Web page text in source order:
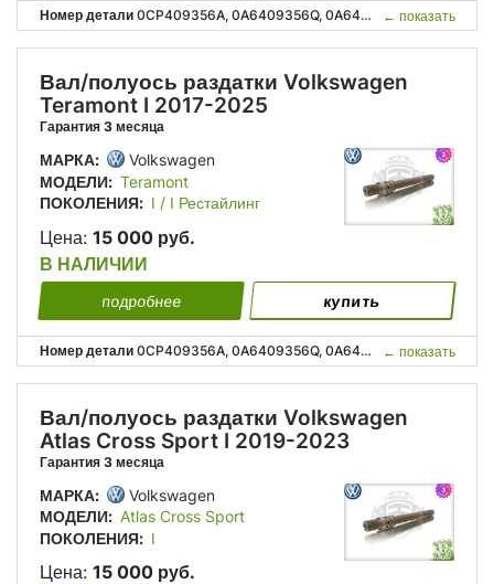
Номер детали 0CP409356A, 0A6409356Q, 0A6409351N, 0CP 409 356 A, 0A6 409 356 Q, 0A6 409 351 N; ← показать
Вал/полуось раздатки Volkswagen
Teramont I 2017-2025
Гарантия 3 месяца
МАРКА:
Volkswagen
МОДЕЛИ: Teramont
ПОКОЛЕНИЯ: I / I Рестайлинг
Цена: 15 000 руб.
В НАЛИЧИИ
подробнее купить
Номер детали 0CP409356A, 0A6409356Q, 0A6409351N, 0CP 409 356 A, 0A6 409 356 Q, 0A6 409 351 N; ← показать
Вал/полуось раздатки Volkswagen
Atlas Cross Sport I 2019-2023
Гарантия 3 месяца
МАРКА:
Volkswagen
МОДЕЛИ: Atlas Cross Sport
ПОКОЛЕНИЯ: I
Цена: 15 000 руб.